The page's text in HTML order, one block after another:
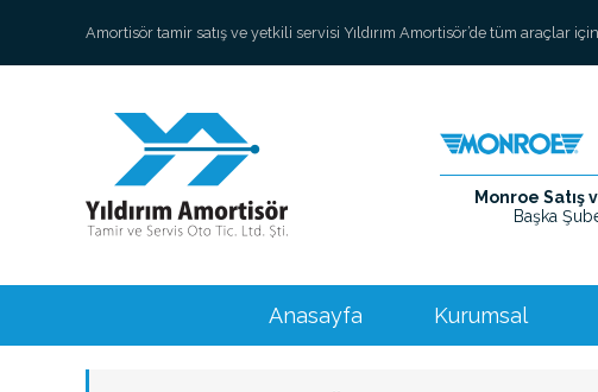
Amortisör tamir satış ve yetkili servisi Yıldırım Amortisör’de tüm araçlar
Monroe Satış
Başka
Anasayfa Kurumsal